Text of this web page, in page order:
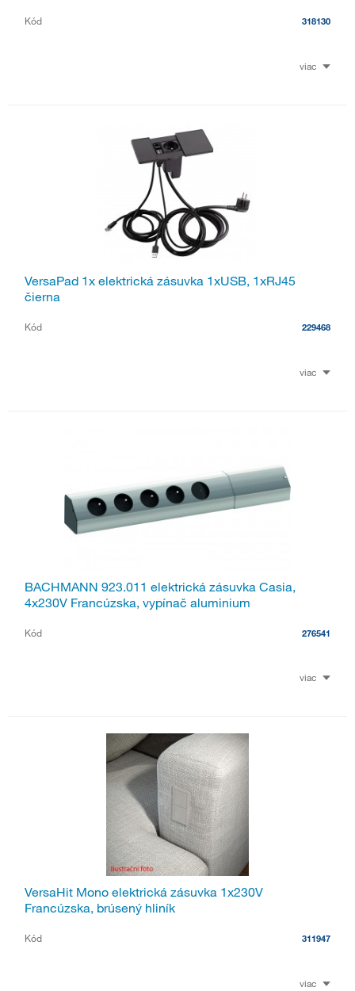
Kód 318130
viac
VersaPad 1x elektrická zásuvka 1xUSB, 1xRJ45
čierna
Kód 229468
viac
BACHMANN 923.011 elektrická zásuvka Casia,
4x230V Francúzska, vypínač aluminium
Kód 276541
viac
VersaHit Mono elektrická zásuvka 1x230V
Francúzska, brúsený hliník
Kód 311947
viac